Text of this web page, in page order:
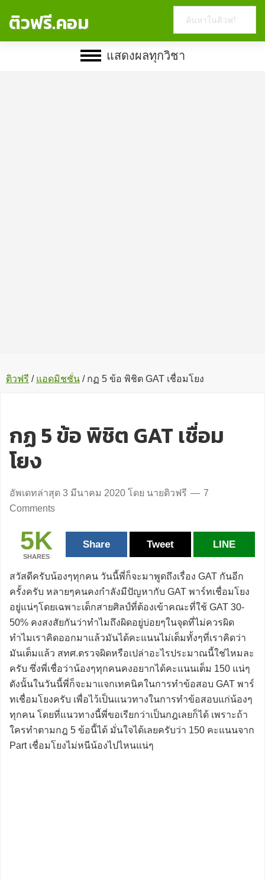
ติวฟรี.คอม
website
แสดงผลทุกวิชา
ติวฟรี / แอดมิชชั่น /กฏ 5 ข้อ พิชิต GAT เชื่อมโยง
กฏ 5 ข้อ พิชิต GAT เชื่อม
โยง
อัพเดทล่าสุด 3 มีนาคม 2020 โดย นายติวฟรี
7
Comments
5K
SHARES
Share Tweet LINE
สวัสดีครับน้องๆทุกคน วันนี้พี่ก็จะมาพูดถึงเรื่อง GAT กันอีก
ครั้งครับ หลายๆคนคงกำลังมีปัญหากับ GAT พาร์ทเชื่อมโยง
อยู่แน่ๆโดยเฉพาะเด็กสายศิลป์ที่ต้องเข้าคณะที่ใช้ GAT 30-
50% คงสงสัยกันว่าทำไมถึงผิดอยู่บ่อยๆในจุดที่ไม่ควรผิด
ทำไมเราคิดออกมาแล้วมันได้คะแนนไม่เต็มทั้งๆที่เราคิดว่า
มันเต็มแล้ว สทศ.ตรวจผิดหรือเปล่าอะไรประมาณนี้ใช่ไหมละ
ครับ ซึ่งพี่เชื่อว่าน้องๆทุกคนคงอยากได้คะแนนเต็ม 150 แน่ๆ
ดังนั้นในวันนี้พี่ก็จะมาแจกเทคนิคในการทำข้อสอบ GAT พาร์
ทเชื่อมโยงครับ เพื่อไว้เป็นแนวทางในการทำข้อสอบแก่น้องๆ
ทุกคน โดยที่แนวทางนี้พี่ขอเรียกว่าเป็นกฎเลยก็ได้ เพราะถ้า
ใครทำตามกฎ 5 ข้อนี้ได้ มั่นใจได้เลยครับว่า 150 คะแนนจาก
Part เชื่อมโยงไม่หนีน้องไปไหนแน่ๆ